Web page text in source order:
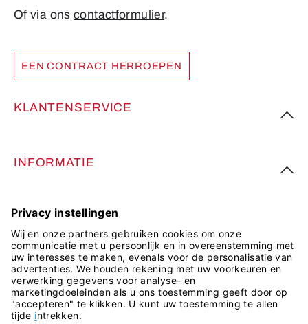
Of via onscontactformulier.
EEN CONTRACT HERROEPEN
KLANTENSERVICE
INFORMATIE
VOLG ONS